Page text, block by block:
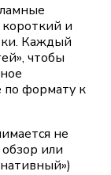
и
Каждый
чтобы
по формату к
не
обзор или